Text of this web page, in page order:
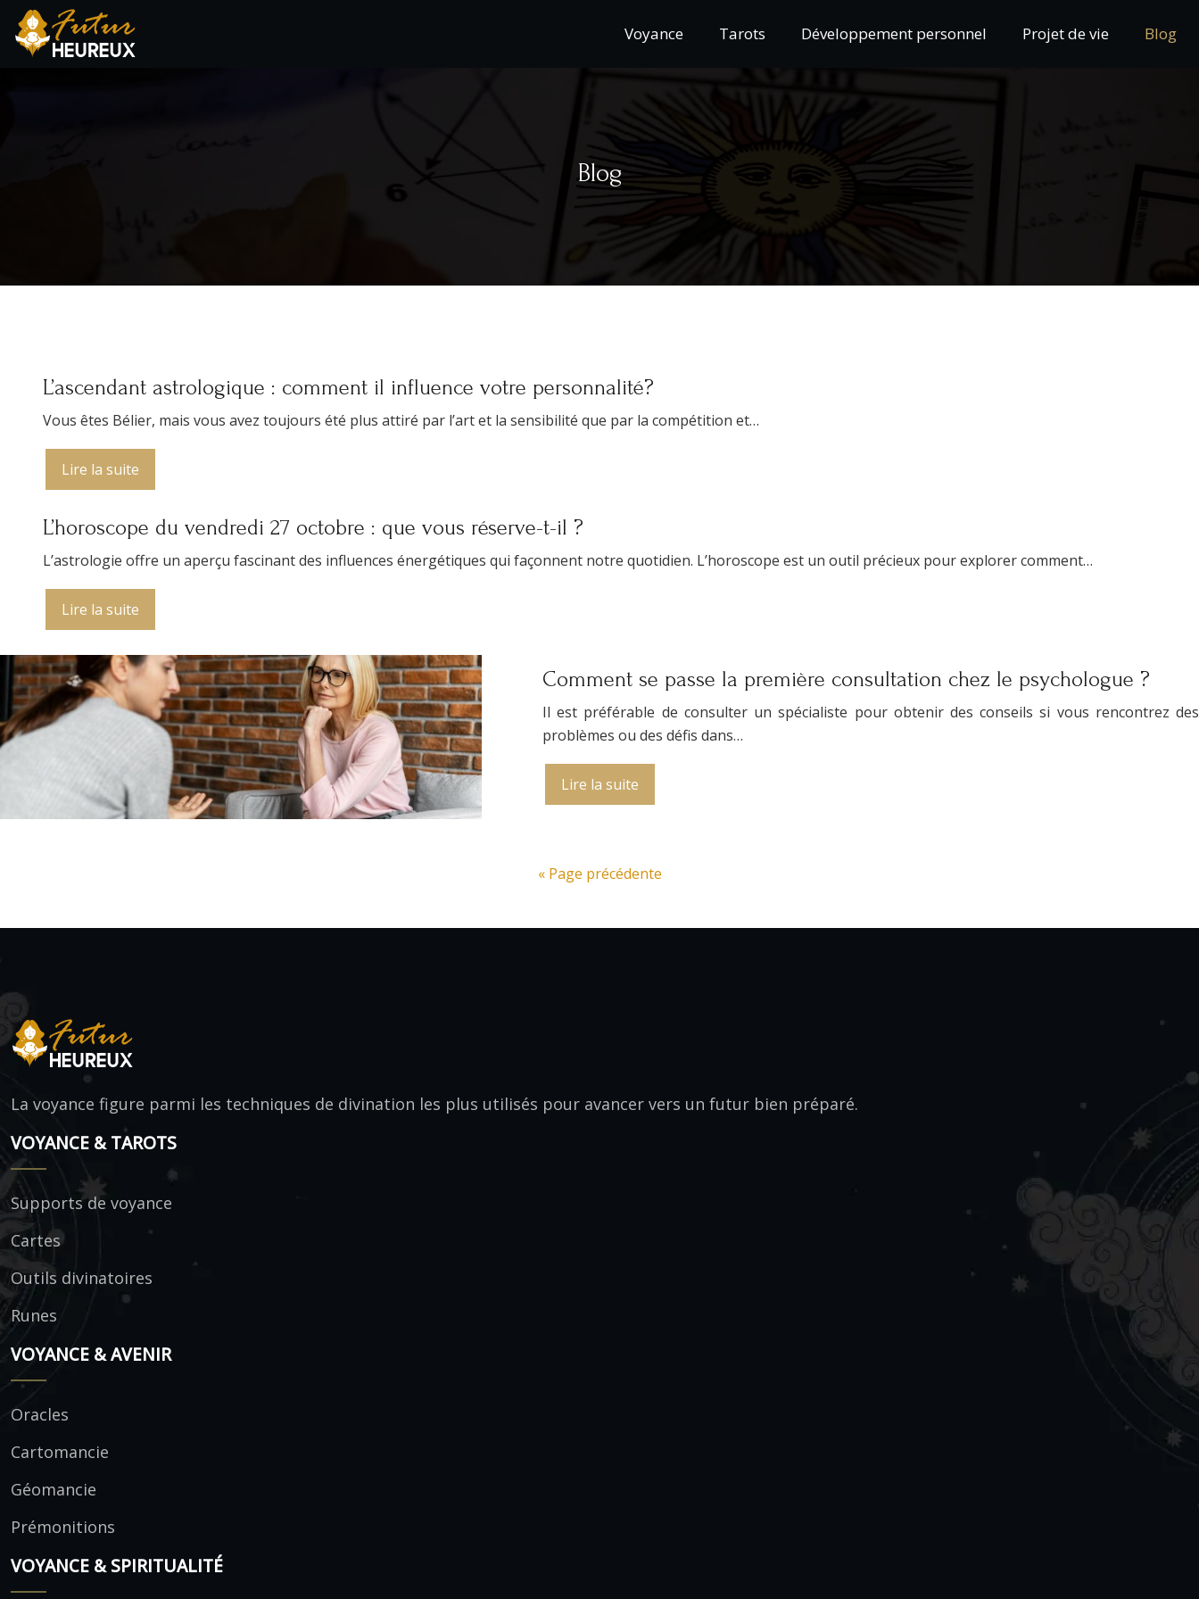
Voyance Tarots Développement personnel Projet de vie Blog
Blog
L’ascendant astrologique : comment il influence votre personnalité?
Vous êtes Bélier, mais vous avez toujours été plus attiré par l’art et la sensibilité que par la compétition et…
Lire la suite
L’horoscope du vendredi 27 octobre : que vous réserve-t-il ?
L’astrologie offre un aperçu fascinant des influences énergétiques qui façonnent notre quotidien. L’horoscope est un outil précieux pour explorer comment…
Lire la suite
Comment se passe la première consultation chez le psychologue ?
Il est préférable de consulter un spécialiste pour obtenir des conseils si vous rencontrez des
problèmes ou des défis dans…
Lire la suite
« Page précédente
La voyance figure parmi les techniques de divination les plus utilisés pour avancer vers un futur bien préparé.
VOYANCE & TAROTS
Supports de voyance
Cartes
Outils divinatoires
Runes
VOYANCE & AVENIR
Oracles
Cartomancie
Géomancie
Prémonitions
VOYANCE & SPIRITUALITÉ